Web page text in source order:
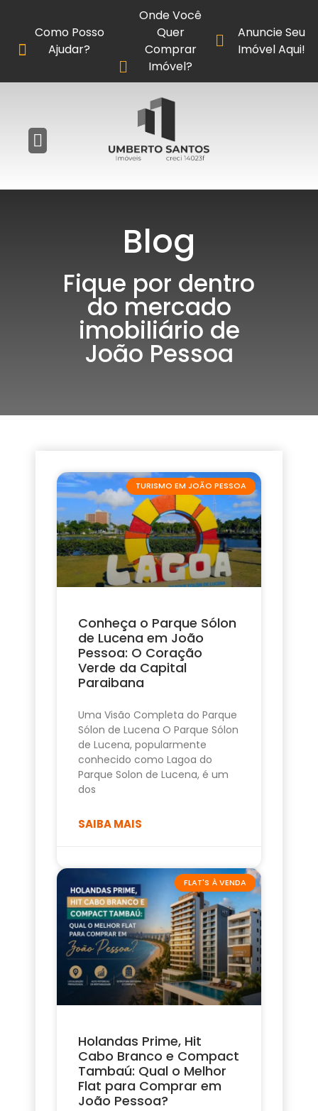
Anuncie Seu
Imóvel Aqui!
Como Posso
Ajudar?
Onde Você
Quer
Comprar
Imóvel?
Blog
Fique por dentro
do mercado
imobiliário de
João Pessoa
TURISMO EM JOÃO PESSOA
Conheça o Parque Sólon
de Lucena em João
Pessoa: O Coração
Verde da Capital
Paraibana
Uma Visão Completa do Parque
Sólon de Lucena O Parque Sólon
de Lucena, popularmente
conhecido como Lagoa do
Parque Solon de Lucena, é um
dos
SAIBA MAIS
FLAT'S À VENDA
Holandas Prime, Hit
Cabo Branco e Compact
Tambaú: Qual o Melhor
Flat para Comprar em
João Pessoa?